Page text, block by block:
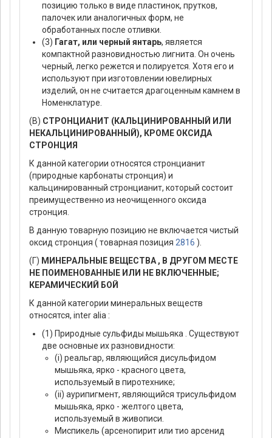
позицию только в виде пластинок, прутков,
палочек или аналогичных форм, не
обработанных после отливки.
(3) Гагат, или черный янтарь, является
компактной разновидностью лигнита. Он очень
черный, легко режется и полируется. Хотя его и
используют при изготовлении ювелирных
изделий, он не считается драгоценным камнем в
Номенклатуре.
(В) СТРОНЦИАНИТ (КАЛЬЦИНИРОВАННЫЙ ИЛИ
НЕКАЛЬЦИНИРОВАННЫЙ), КРОМЕ ОКСИДА
СТРОНЦИЯ
К данной категории относятся стронцианит
(природные карбонаты стронция) и
кальцинированный стронцианит, который состоит
преимущественно из неочищенного оксида
стронция.
В данную товарную позицию не включается чистый
оксид стронция ( товарная позиция 2816 ).
(Г) МИНЕРАЛЬНЫЕ ВЕЩЕСТВА , В ДРУГОМ МЕСТЕ
НЕ ПОИМЕНОВАННЫЕ ИЛИ НЕ ВКЛЮЧЕННЫЕ;
КЕРАМИЧЕСКИЙ БОЙ
К данной категории минеральных веществ
относятся, inter alia :
(1) Природные сульфиды мышьяка . Существуют
две основные их разновидности:
(i) реальгар, являющийся дисульфидом
мышьяка, ярко - красного цвета,
используемый в пиротехнике;
(ii) аурипигмент, являющийся трисульфидом
мышьяка, ярко - желтого цвета,
используемый в живописи.
Миспикель (арсенопирит или тио арсенид